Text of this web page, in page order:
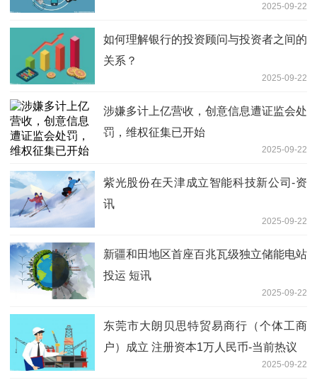
2025-09-22
如何理解银行的投资顾问与投资者之间的
关系？
2025-09-22
涉嫌多计上亿营收，创意信息遭证监会处
罚，维权征集已开始
2025-09-22
紫光股份在天津成立智能科技新公司-资
讯
2025-09-22
新疆和田地区首座百兆瓦级独立储能电站
投运 短讯
2025-09-22
东莞市大朗贝思特贸易商行（个体工商
户）成立 注册资本1万人民币-当前热议
2025-09-22